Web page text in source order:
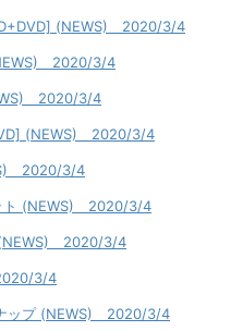
(NEWS) 2020/3/4
2020/3/4
2020/3/4
(NEWS) 2020/3/4
2020/3/4
ト (NEWS) 2020/3/4
(NEWS) 2020/3/4
3/4
ップ (NEWS) 2020/3/4